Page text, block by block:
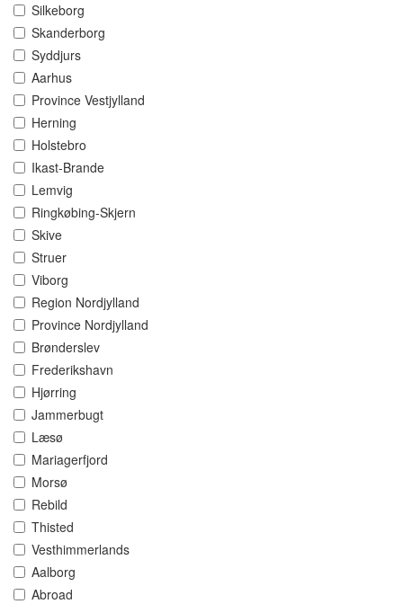
Silkeborg
Skanderborg
Syddjurs
Aarhus
Province Vestjylland
Herning
Holstebro
Ikast-Brande
Lemvig
Ringkøbing-Skjern
Skive
Struer
Viborg
Region Nordjylland
Province Nordjylland
Brønderslev
Frederikshavn
Hjørring
Jammerbugt
Læsø
Mariagerfjord
Morsø
Rebild
Thisted
Vesthimmerlands
Aalborg
Abroad